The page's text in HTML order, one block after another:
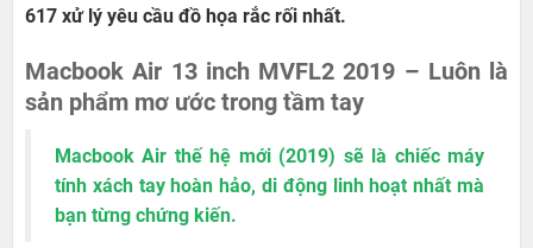
617 xử lý yêu cầu đồ họa rắc rối nhất.
Macbook Air 13 inch MVFL2 2019 – Luôn là
sản phẩm mơ ước trong tầm tay
Macbook Air thế hệ mới (2019) sẽ là chiếc máy
tính xách tay hoàn hảo, di động linh hoạt nhất mà
bạn từng chứng kiến.